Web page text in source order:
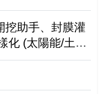
挖助手、封膜灌
化 (太陽能/土木/
需配合外地住宿
...